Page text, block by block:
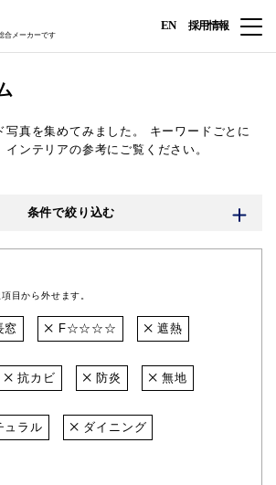
合メーカーです
EN 採用情報
真を集めてみました。
キーワードごとに
ンテリアの参考にご覧ください。
条件で絞り込む
目から外せます。
窓 F☆☆☆☆ 遮熱
抗カビ 防炎 無地
ュラル ダイニング